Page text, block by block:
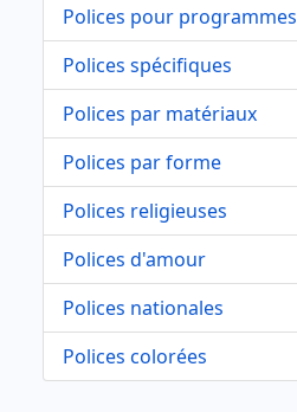
Polices pour
Polices spécifiques
Polices par matériaux
Polices par forme
Polices religieuses
Polices d'amour
Polices nationales
Polices colorées